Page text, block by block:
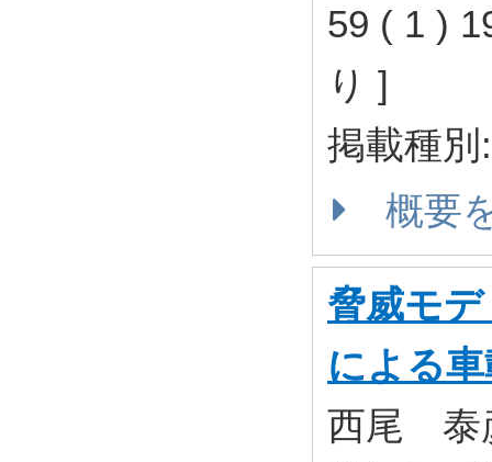
59 ( 1 )
り ]
掲載種
概要
脅威モ
による
西尾 泰